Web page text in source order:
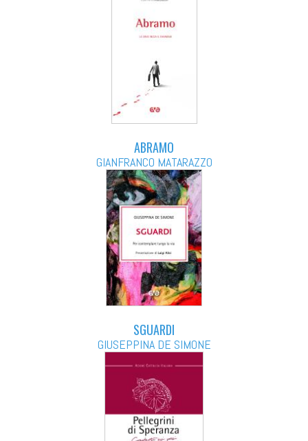
ABRAMO
GIANFRANCO MATARAZZO
SGUARDI
GIUSEPPINA DE SIMONE